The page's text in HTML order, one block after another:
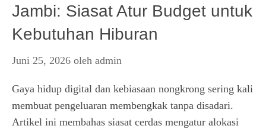
Jambi: Siasat Atur Budget untuk
Kebutuhan Hiburan
Juni 25, 2026 oleh admin
Gaya hidup digital dan kebiasaan nongkrong sering kali
membuat pengeluaran membengkak tanpa disadari.
Artikel ini membahas siasat cerdas mengatur alokasi